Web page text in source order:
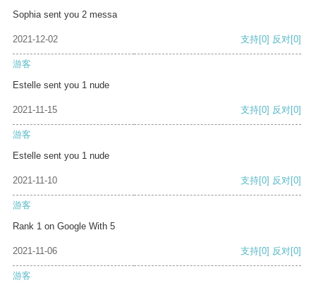
Sophia sent you 2 messa
2021-12-02 支持[0] 反对[0]
游客
Estelle sent you 1 nude
2021-11-15 支持[0] 反对[0]
游客
Estelle sent you 1 nude
2021-11-10 支持[0] 反对[0]
游客
Rank 1 on Google With 5
2021-11-06 支持[0] 反对[0]
游客